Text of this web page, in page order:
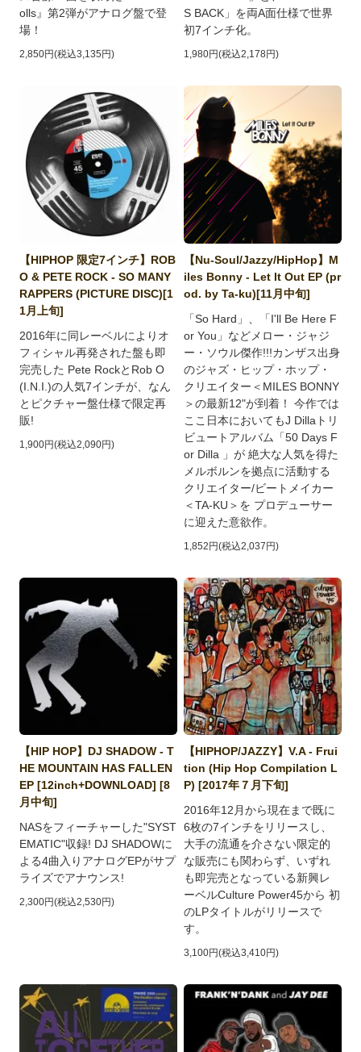
olls』第2弾がアナログ盤で登
場！
2,850円(税込3,135円)
S BACK」を両A面仕様で世界
初7インチ化。
1,980円(税込2,178円)
【HIPHOP 限定7インチ】ROB
O & PETE ROCK - SO MANY
RAPPERS (PICTURE DISC)[1
1月上旬]
2016年に同レーベルによりオ
フィシャル再発された盤も即
完売した Pete RockとRob O
(I.N.I.)の人気7インチが、なん
とピクチャー盤仕様で限定再
販!
1,900円(税込2,090円)
【Nu-Soul/Jazzy/HipHop】M
iles Bonny - Let It Out EP (pr
od. by Ta-ku)[11月中旬]
「So Hard」、「I'll Be Here F
or You」などメロー・ジャジ
ー・ソウル傑作!!!カンザス出身
のジャズ・ヒップ・ホップ・
クリエイター＜MILES BONNY
＞の最新12"が到着！ 今作では
ここ日本においてもJ Dillaトリ
ビュートアルバム「50 Days F
or Dilla 」が 絶大な人気を得た
メルボルンを拠点に活動する
クリエイター/ビートメイカー
＜TA-KU＞を プロデューサー
に迎えた意欲作。
1,852円(税込2,037円)
【HIP HOP】DJ SHADOW - T
HE MOUNTAIN HAS FALLEN
EP [12inch+DOWNLOAD] [8
月中旬]
NASをフィーチャーした"SYST
EMATIC"収録! DJ SHADOWに
よる4曲入りアナログEPがサプ
ライズでアナウンス!
2,300円(税込2,530円)
【HIPHOP/JAZZY】V.A - Frui
tion (Hip Hop Compilation L
P) [2017年７月下旬]
2016年12月から現在まで既に
6枚の7インチをリリースし、
大手の流通を介さない限定的
な販売にも関わらず、いずれ
も即完売となっている新興レ
ーベルCulture Power45から 初
のLPタイトルがリリースで
す。
3,100円(税込3,410円)